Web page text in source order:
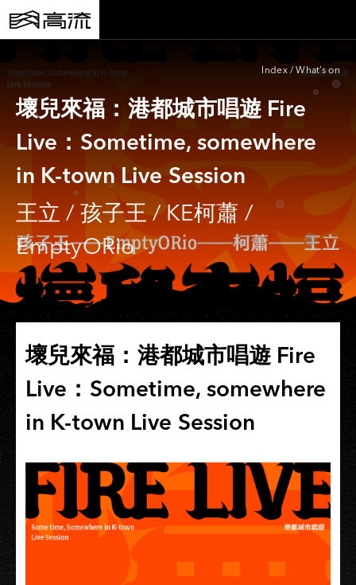
Index / What’s on
壞兒來福：港都城市唱遊 Fire
Live：Sometime, somewhere
in K-town Live Session
王立 / 孩子王 / KE柯蕭 /
EmptyORio
壞兒來福：港都城市唱遊 Fire
Live：Sometime, somewhere
in K-town Live Session